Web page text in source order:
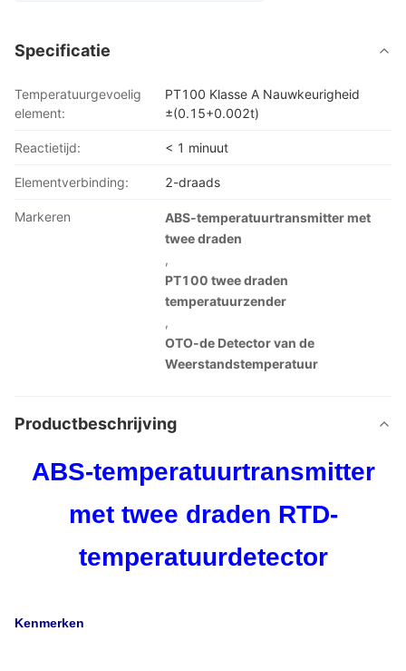
Specificatie
Temperatuurgevoelig
element:
PT100 Klasse A Nauwkeurigheid
±(0.15+0.002t)
Reactietijd: < 1 minuut
Elementverbinding: 2-draads
Markeren
ABS-temperatuurtransmitter met
twee draden
,
PT100 twee draden
temperatuurzender
,
OTO-de Detector van de
Weerstandstemperatuur
Productbeschrijving
ABS-temperatuurtransmitter
met twee draden RTD-
temperatuurdetector
Kenmerken